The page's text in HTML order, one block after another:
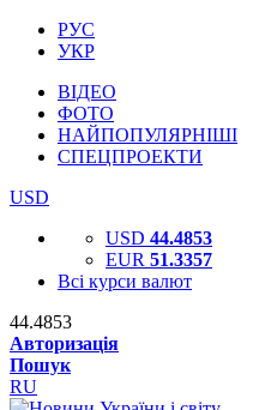
РУС
УКР
ВІДЕО
ФОТО
НАЙПОПУЛЯРНІШІ
СПЕЦПРОЕКТИ
USD
USD 44.4853
EUR 51.3357
Всі курси валют
44.4853
Авторизація
Пошук
RU